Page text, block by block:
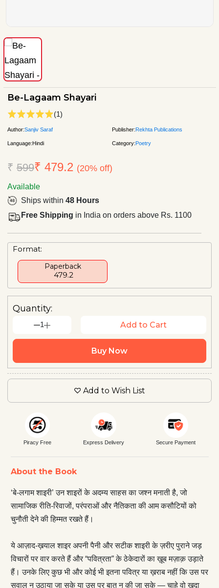
Be-Lagaam Shayari
(1)
Author:Sanjiv Saraf Publisher:Rekhta Publications
Language:Hindi Category:Poetry
₹ 599₹ 479.2 (20% off)
Available
Ships within 48 Hours
Free Shipping in India on orders above Rs. 1100
Format:
Paperback
₹ 479.2
Quantity:
1 Add to Cart
Buy Now
Add to Wish List
Piracy Free Express Delivery Secure Payment
About the Book
‘बे-लगाम शाइरी’ उन शाइरों के अदम्य साहस का जश्न मनाती है, जो
सामाजिक रीति-रिवाजों, परंपराओं और नैतिकता की आम कसौटियों को
चुनौती देने की हिम्मत रखते हैं।
ये आज़ाद-ख़याल शाइर अपनी पैनी और सटीक शाइरी के ज़रीए पुराने जड़
विचारों पर वार करते हैं और “पवित्रता” के ठेकेदारों का ख़ूब मज़ाक़ उड़ाते
हैं। उनके लिए कुछ भी और कोई भी इतना पवित्र या ख़राब नहीं कि उस पर
सवाल न उठाया जा सके या उस पर बात न की जा सके — चाहे वो ख़ुदा